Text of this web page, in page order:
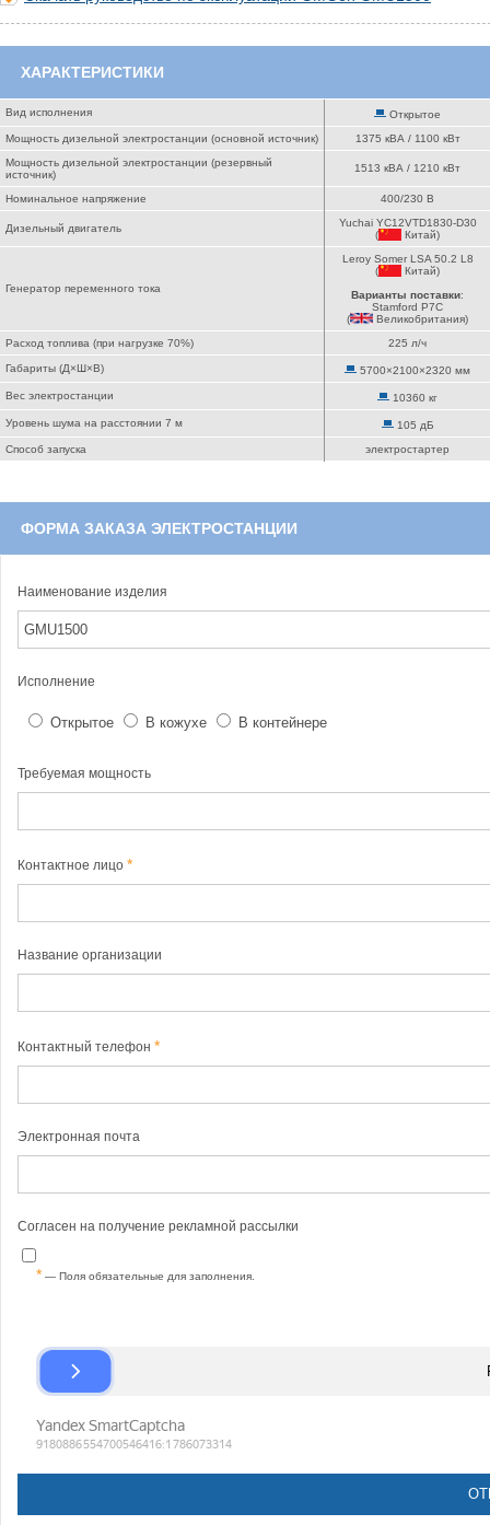
ХАРАКТЕРИСТИКИ
Вид исполнения
Открытое
Мощность дизельной электростанции (основной источник)
1375 кВА / 1100 кВт
Мощность дизельной электростанции (резервный
источник)
1513 кВА / 1210 кВт
Номинальное напряжение 400/230 В
Дизельный двигатель
Yuchai YC12VTD1830-D30
(
Китай)
Генератор переменного тока
Leroy Somer LSA 50.2 L8
(
Китай)
Варианты поставки:
Stamford P7C
(
Великобритания)
Расход топлива (при нагрузке 70%)
225 л/ч
Габариты (Д×Ш×В) 5700×2100×2320 мм
Вес электростанции 10360 кг
Уровень шума на расстоянии 7 м
105 дБ
Способ запуска
электростартер
ФОРМА ЗАКАЗА ЭЛЕКТРОСТАНЦИИ
Наименование изделия
Исполнение
Открытое В кожухе В контейнере
Требуемая мощность
Контактное лицо
Название организации
Контактный телефон
Электронная почта
Согласен на получение рекламной рассылки
— Поля обязательные для заполнения.